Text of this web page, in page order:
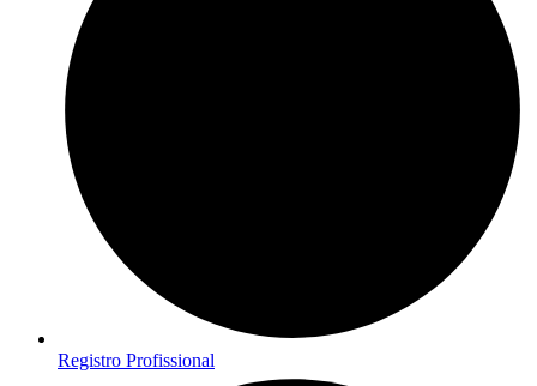
Registro Profissional